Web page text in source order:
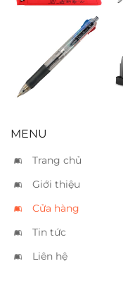
Bút bi 4 màu
MENU
Trang chủ
Giới thiệu
Cửa hàng
Tin tức
Liên hệ